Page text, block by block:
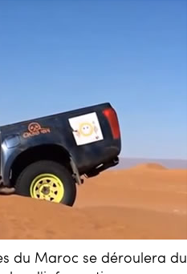
du Maroc se déroulera du